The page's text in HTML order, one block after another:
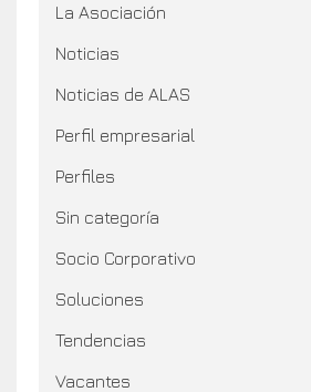
La Asociación
Noticias
Noticias de ALAS
Perfil empresarial
Perfiles
Sin categoría
Socio Corporativo
Soluciones
Tendencias
Vacantes